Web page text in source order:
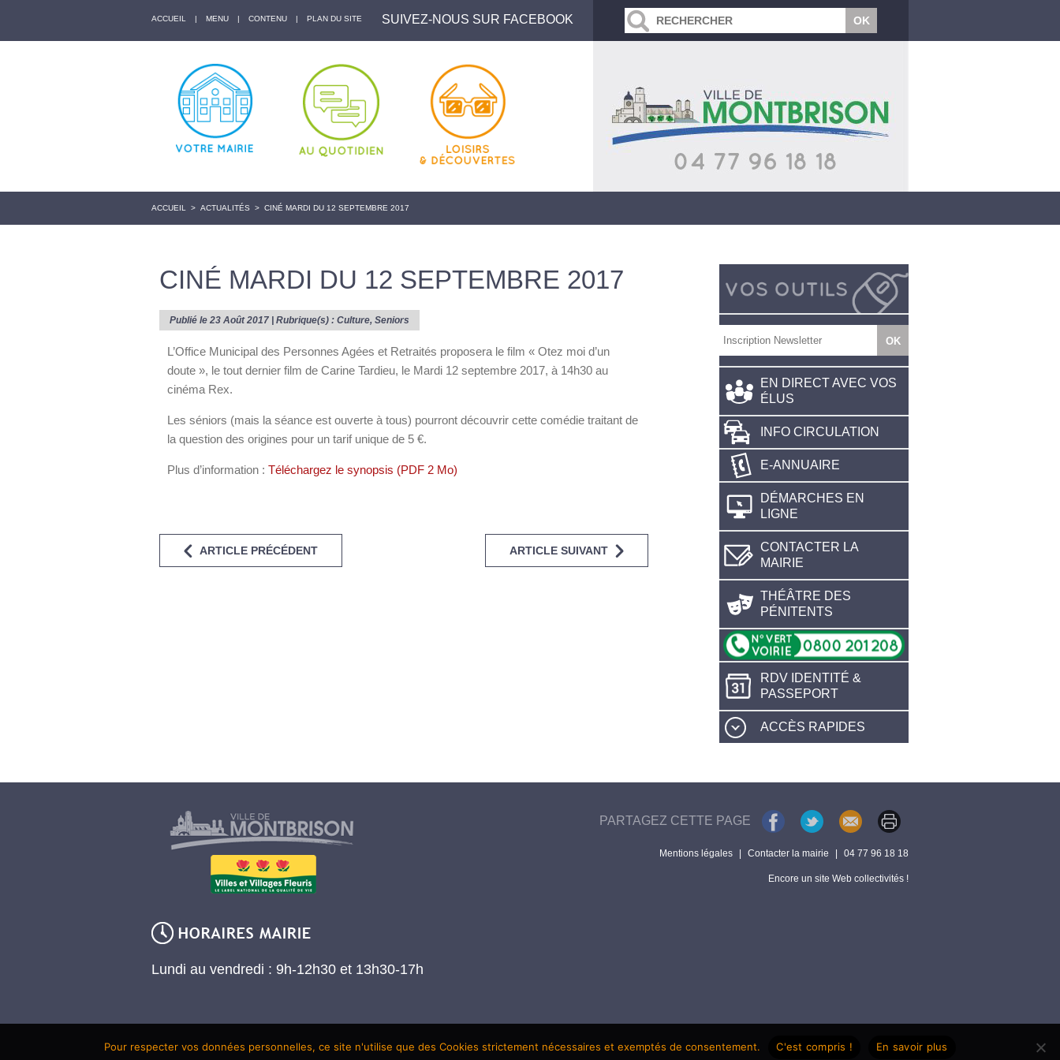
ACCUEIL | MENU | CONTENU | PLAN DU SITE SUIVEZ-NOUS SUR FACEBOOK
ACCUEIL > ACTUALITÉS > CINÉ MARDI DU 12 SEPTEMBRE 2017
CINÉ MARDI DU 12 SEPTEMBRE 2017
Publié le 23 Août 2017 | Rubrique(s) : Culture, Seniors
L’Office Municipal des Personnes Agées et Retraités proposera le film « Otez moi d’un
doute », le tout dernier film de Carine Tardieu, le Mardi 12 septembre 2017, à 14h30 au
cinéma Rex.
Les séniors (mais la séance est ouverte à tous) pourront découvrir cette comédie traitant de
la question des origines pour un tarif unique de 5 €.
Plus d’information : Téléchargez le synopsis (PDF 2 Mo)
ARTICLE PRÉCÉDENT ARTICLE SUIVANT
EN DIRECT AVEC VOS
ÉLUS
INFO CIRCULATION
E-ANNUAIRE
DÉMARCHES EN
LIGNE
CONTACTER LA
MAIRIE
THÉÂTRE DES
PÉNITENTS
RDV IDENTITÉ &
PASSEPORT
ACCÈS RAPIDES
Lundi au vendredi : 9h-12h30 et 13h30-17h
PARTAGEZ CETTE PAGE
Mentions légales Contacter la mairie 04 77 96 18 18
Encore un site Web collectivités !
Pour respecter vos données personnelles, ce site n'utilise que des Cookies strictement nécessaires et exemptés de consentement. C'est compris ! En savoir plus